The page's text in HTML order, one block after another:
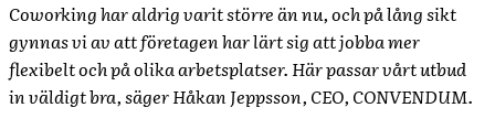
Coworking har aldrig varit större än nu, och på lång sikt
gynnas vi av att företagen har lärt sig att jobba mer
flexibelt och på olika arbetsplatser. Här passar vårt utbud
in väldigt bra, säger Håkan Jeppsson, CEO, CONVENDUM.